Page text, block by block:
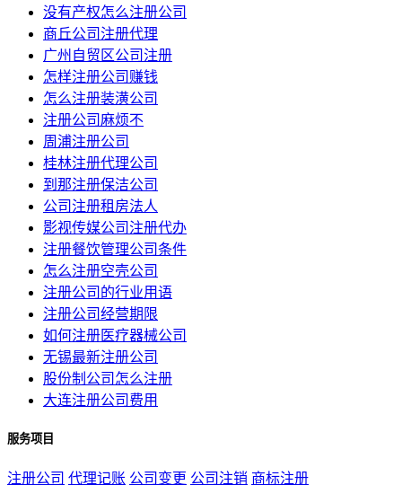
没有产权怎么注册公司
商丘公司注册代理
广州自贸区公司注册
怎样注册公司赚钱
怎么注册装潢公司
注册公司麻烦不
周浦注册公司
桂林注册代理公司
到那注册保洁公司
公司注册租房法人
影视传媒公司注册代办
注册餐饮管理公司条件
怎么注册空壳公司
注册公司的行业用语
注册公司经营期限
如何注册医疗器械公司
无锡最新注册公司
股份制公司怎么注册
大连注册公司费用
服务项目
注册公司 代理记账 公司变更 公司注销 商标注册